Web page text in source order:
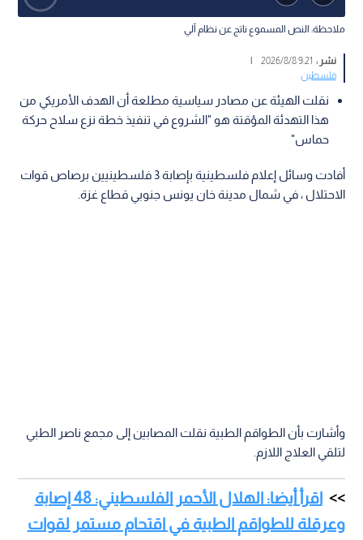
ملاحظة: النص المسموع ناتج عن نظام آلي
نشر : 9:21 2026/8/8
|
فلسطين
نقلت الهيئة عن مصادر سياسية مطلعة أن الهدف الأمريكي من
هذا التهدئة المؤقتة هو "الشروع في تنفيذ خطة نزع سلاح حركة
حماس"
أفادت وسائل إعلام فلسطينية بإصابة 3 فلسطينيين برصاص قوات
الاحتلال ، في شمال مدينة خان يونس جنوبي قطاع غزة.
وأشارت بأن الطواقم الطبية نقلت المصابين إلى مجمع ناصر الطبي
لتلقي العلاج اللازم.
اقرأ أيضا: الهلال الأحمر الفلسطيني: 48 إصابة
وعرقلة للطواقم الطبية في اقتحام مستمر لقوات